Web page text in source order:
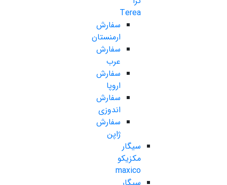
Terea
سفارش
ارمنستان
سفارش
عرب
سفارش
اروپا
سفارش
اندوزی
سفارش
ژاپن
سیگار
مکزیکو
maxico